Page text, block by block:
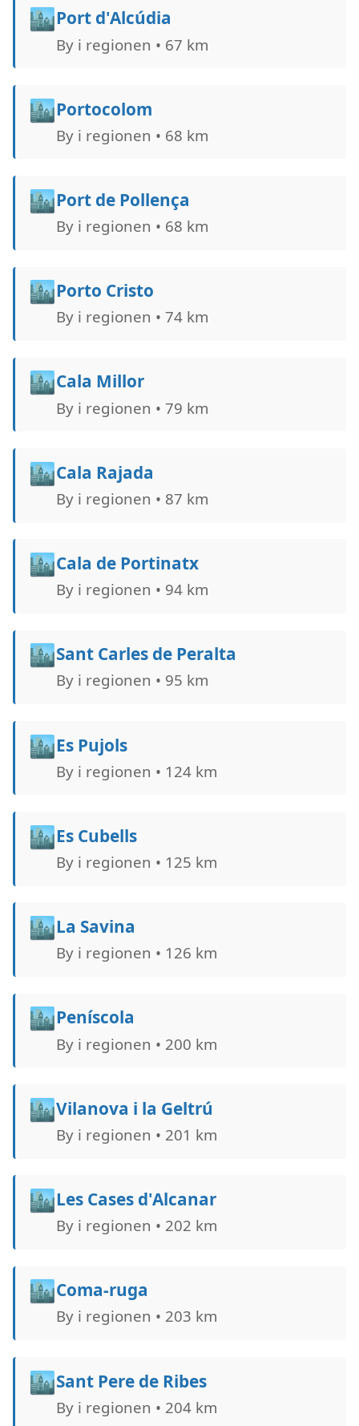
🏙️Port d'Alcúdia
By i regionen • 67 km
🏙️Portocolom
By i regionen • 68 km
🏙️Port de Pollença
By i regionen • 68 km
🏙️Porto Cristo
By i regionen • 74 km
🏙️Cala Millor
By i regionen • 79 km
🏙️Cala Rajada
By i regionen • 87 km
🏙️Cala de Portinatx
By i regionen • 94 km
🏙️Sant Carles de Peralta
By i regionen • 95 km
🏙️Es Pujols
By i regionen • 124 km
🏙️Es Cubells
By i regionen • 125 km
🏙️La Savina
By i regionen • 126 km
🏙️Peníscola
By i regionen • 200 km
🏙️Vilanova i la Geltrú
By i regionen • 201 km
🏙️Les Cases d'Alcanar
By i regionen • 202 km
🏙️Coma-ruga
By i regionen • 203 km
🏙️Sant Pere de Ribes
By i regionen • 204 km